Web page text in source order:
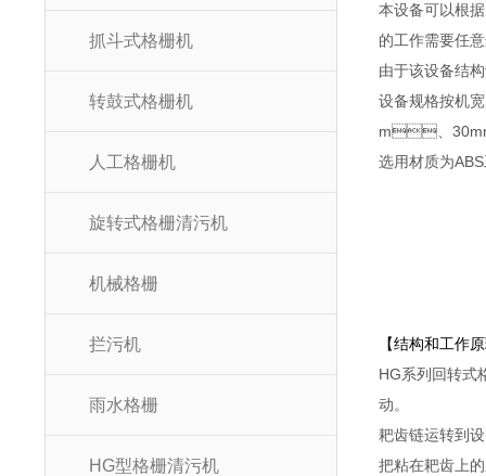
抓斗式格栅机
转鼓式格栅机
人工格栅机
旋转式格栅清污机
机械格栅
拦污机
雨水格栅
HG型格栅清污机
本设备可以根据
的工作需要任意选
由于该设备结构
设备规格按机
m、
选用材质为ABS工
【结构和工作
HG系列回转式格
动。
耙齿链运转到设
把粘在耙齿上的